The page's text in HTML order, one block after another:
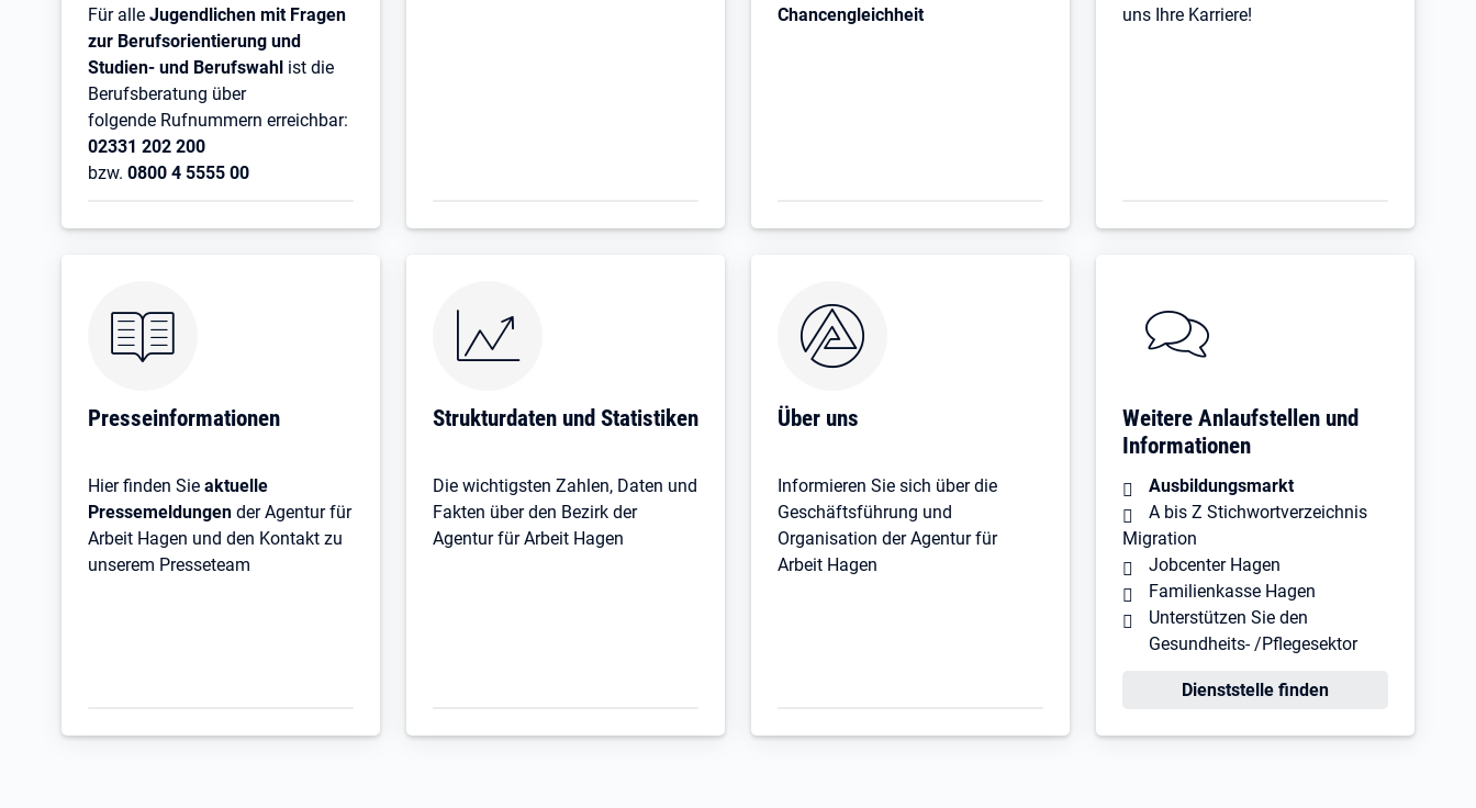
Für alle Jugendlichen mit Fragen
zur Berufsorientierung und
Studien- und Berufswahl ist die
Berufsberatung über
folgende Rufnummern erreichbar:
02331 202 200
bzw. 0800 4 5555 00
Chancengleichheit
uns Ihre Karriere!
Presseinformationen
Hier finden Sie aktuelle
Pressemeldungen der Agentur für
Arbeit Hagen und den Kontakt zu
unserem Presseteam
Strukturdaten und Statistiken
Die wichtigsten Zahlen, Daten und
Fakten über den Bezirk der
Agentur für Arbeit Hagen
Über uns
Informieren Sie sich über die
Geschäftsführung und
Organisation der Agentur für
Arbeit Hagen
Weitere Anlaufstellen und
Informationen
Ausbildungsmarkt
A bis Z Stichwortverzeichnis
Migration
Jobcenter Hagen
Familienkasse Hagen
Unterstützen Sie den
Gesundheits- /Pflegesektor
Dienststelle finden